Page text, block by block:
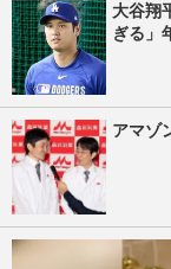
大谷翔
ぎる」
アマゾ